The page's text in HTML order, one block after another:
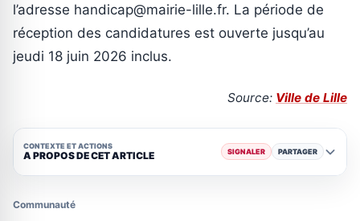
l’adresse handicap@mairie-lille.fr. La période de
réception des candidatures est ouverte jusqu’au
jeudi 18 juin 2026 inclus.
Source: Ville de Lille
CONTEXTE ET ACTIONS
A PROPOS DE CET ARTICLE SIGNALER PARTAGER
Communauté